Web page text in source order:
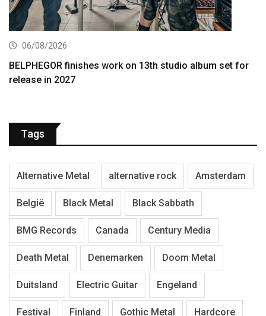
06/08/2026
BELPHEGOR finishes work on 13th studio album set for
release in 2027
Tags
Alternative Metal alternative rock Amsterdam
België Black Metal Black Sabbath
BMG Records Canada Century Media
Death Metal Denemarken Doom Metal
Duitsland Electric Guitar Engeland
Festival Finland Gothic Metal Hardcore